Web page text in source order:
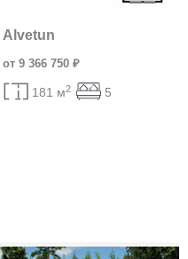
Alvetun
от 9 366 750 ₽
181 м2 5